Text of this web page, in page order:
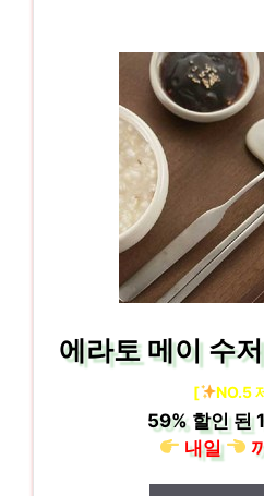
에라토 메이 수
[ NO.5
59%할인 된
내일